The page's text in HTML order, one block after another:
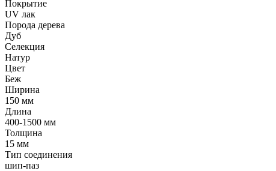
Покрытие
UV лак
Порода дерева
Дуб
Селекция
Натур
Цвет
Беж
Ширина
150 мм
Длина
400-1500 мм
Толщина
15 мм
Тип соединения
шип-паз